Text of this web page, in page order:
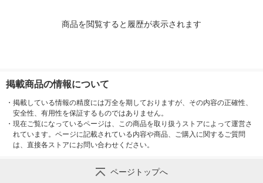
商品を閲覧すると履歴が表示されます
掲載商品の情報について
・ 掲載している情報の精度には万全を期しておりますが、その内容の正確性、
安全性、有用性を保証するものではありません。
・ 現在ご覧になっているページは、この商品を取り扱うストアによって運営さ
れています。ページに記載されている内容や商品、ご購入に関するご質問
は、直接各ストアにお問い合わせください。
ページトップへ